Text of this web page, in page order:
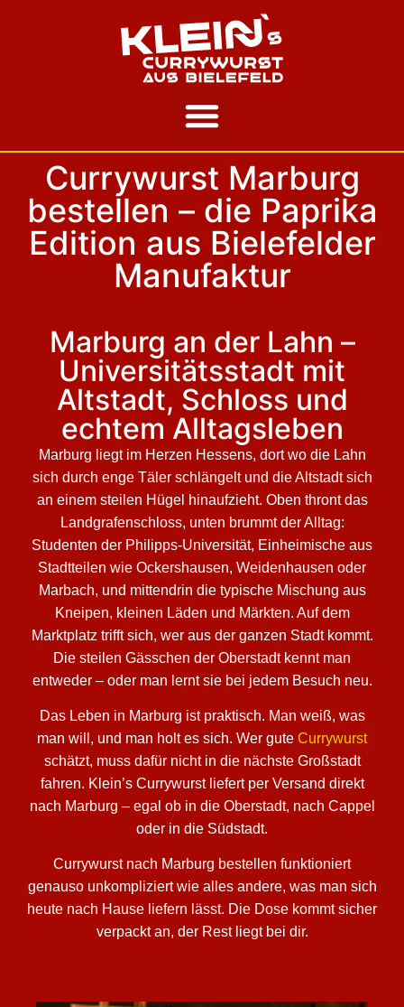
Currywurst Marburg
bestellen – die Paprika
Edition aus Bielefelder
Manufaktur
Marburg an der Lahn –
Universitätsstadt mit
Altstadt, Schloss und
echtem Alltagsleben
Marburg liegt im Herzen Hessens, dort wo die Lahn
sich durch enge Täler schlängelt und die Altstadt sich
an einem steilen Hügel hinaufzieht. Oben thront das
Landgrafenschloss, unten brummt der Alltag:
Studenten der Philipps-Universität, Einheimische aus
Stadtteilen wie Ockershausen, Weidenhausen oder
Marbach, und mittendrin die typische Mischung aus
Kneipen, kleinen Läden und Märkten. Auf dem
Marktplatz trifft sich, wer aus der ganzen Stadt kommt.
Die steilen Gässchen der Oberstadt kennt man
entweder – oder man lernt sie bei jedem Besuch neu.
Das Leben in Marburg ist praktisch. Man weiß, was
man will, und man holt es sich. Wer gute Currywurst
schätzt, muss dafür nicht in die nächste Großstadt
fahren. Klein’s Currywurst liefert per Versand direkt
nach Marburg – egal ob in die Oberstadt, nach Cappel
oder in die Südstadt.
Currywurst nach Marburg bestellen funktioniert
genauso unkompliziert wie alles andere, was man sich
heute nach Hause liefern lässt. Die Dose kommt sicher
verpackt an, der Rest liegt bei dir.